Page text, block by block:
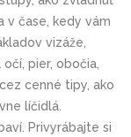
v čase, kedy vám
vizáže,
pier, obočia,
cenné tipy, ako
líčidlá.
Privyrábajte si